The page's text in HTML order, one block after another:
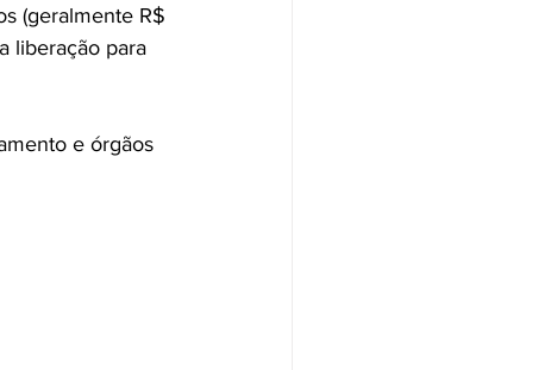
(geralmente R$
liberação para
e órgãos